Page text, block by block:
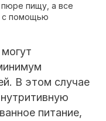
пищу, а все
с помощью
В этом случае
питание,